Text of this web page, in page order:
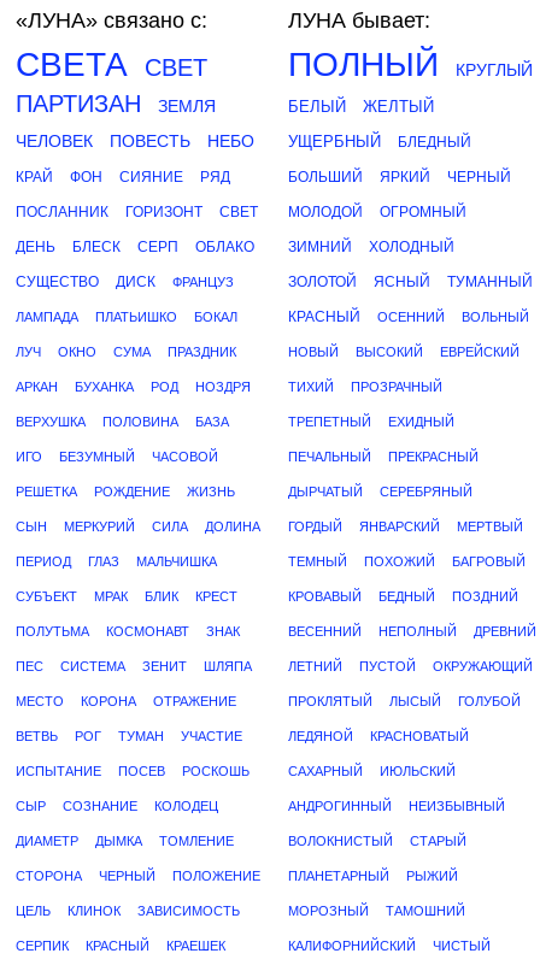
«ЛУНА» связано с:
СВЕТА
СВЕТ
ПАРТИЗАН
ЗЕМЛЯ
ЧЕЛОВЕК
ПОВЕСТЬ НЕБО
КРАЙ ФОН СИЯНИЕ РЯД
ПОСЛАННИК ГОРИЗОНТ СВЕТ
ДЕНЬ БЛЕСК СЕРП ОБЛАКО
СУЩЕСТВО ДИСК ФРАНЦУЗ
ЛАМПАДА ПЛАТЬИШКО БОКАЛ
ЛУЧ ОКНО СУМА ПРАЗДНИК
АРКАН БУХАНКА РОД НОЗДРЯ
ВЕРХУШКА ПОЛОВИНА БАЗА
ИГО БЕЗУМНЫЙ ЧАСОВОЙ
РЕШЕТКА РОЖДЕНИЕ ЖИЗНЬ
СЫН МЕРКУРИЙ СИЛА ДОЛИНА
ПЕРИОД ГЛАЗ МАЛЬЧИШКА
СУБЪЕКТ МРАК БЛИК КРЕСТ
ПОЛУТЬМА КОСМОНАВТ ЗНАК
ПЕС СИСТЕМА ЗЕНИТ ШЛЯПА
МЕСТО КОРОНА ОТРАЖЕНИЕ
ВЕТВЬ РОГ ТУМАН УЧАСТИЕ
ИСПЫТАНИЕ ПОСЕВ РОСКОШЬ
СЫР СОЗНАНИЕ КОЛОДЕЦ
ДИАМЕТР ДЫМКА ТОМЛЕНИЕ
СТОРОНА ЧЕРНЫЙ ПОЛОЖЕНИЕ
ЦЕЛЬ КЛИНОК ЗАВИСИМОСТЬ
СЕРПИК КРАСНЫЙ КРАЕШЕК
ЛУНА бывает:
ПОЛНЫЙ КРУГЛЫЙ
БЕЛЫЙ
ЖЕЛТЫЙ
УЩЕРБНЫЙ
БЛЕДНЫЙ
БОЛЬШИЙ ЯРКИЙ ЧЕРНЫЙ
МОЛОДОЙ ОГРОМНЫЙ
ЗИМНИЙ ХОЛОДНЫЙ
ЗОЛОТОЙ ЯСНЫЙ ТУМАННЫЙ
КРАСНЫЙ ОСЕННИЙ ВОЛЬНЫЙ
НОВЫЙ ВЫСОКИЙ ЕВРЕЙСКИЙ
ТИХИЙ ПРОЗРАЧНЫЙ
ТРЕПЕТНЫЙ ЕХИДНЫЙ
ПЕЧАЛЬНЫЙ ПРЕКРАСНЫЙ
ДЫРЧАТЫЙ СЕРЕБРЯНЫЙ
ГОРДЫЙ ЯНВАРСКИЙ МЕРТВЫЙ
ТЕМНЫЙ ПОХОЖИЙ БАГРОВЫЙ
КРОВАВЫЙ БЕДНЫЙ ПОЗДНИЙ
ВЕСЕННИЙ НЕПОЛНЫЙ ДРЕВНИЙ
ЛЕТНИЙ ПУСТОЙ ОКРУЖАЮЩИЙ
ПРОКЛЯТЫЙ ЛЫСЫЙ ГОЛУБОЙ
ЛЕДЯНОЙ КРАСНОВАТЫЙ
САХАРНЫЙ ИЮЛЬСКИЙ
АНДРОГИННЫЙ НЕИЗБЫВНЫЙ
ВОЛОКНИСТЫЙ СТАРЫЙ
ПЛАНЕТАРНЫЙ РЫЖИЙ
МОРОЗНЫЙ ТАМОШНИЙ
КАЛИФОРНИЙСКИЙ ЧИСТЫЙ